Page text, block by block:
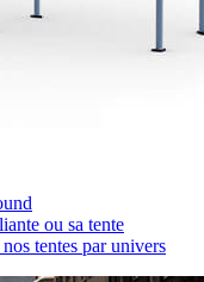
ou sa tente
tentes par univers